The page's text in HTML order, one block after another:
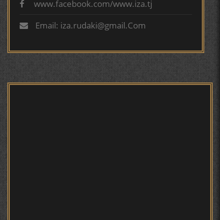
КИРОМИ БУХОРӢ ШОИРИ ИНСОНДӮСТ УСМОНОВА
ГУЛБАҲОР.
ТАҶАССУМИ ҲАСБИ ҲОЛ ДАР ҒАЗАЛИЁТИ КИРОМИ
www.facebook.com/www.iza.tj
Email: iza.rudaki@gmail.Com